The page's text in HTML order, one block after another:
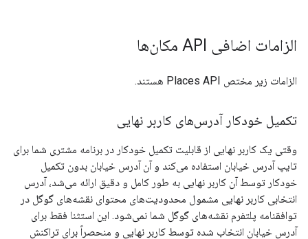
الزامات اضافی API مکان‌ها
الزامات زیر مختص Places API هستند.
تکمیل خودکار آدرس‌های کاربر نهایی
وقتی یک کاربر نهایی از قابلیت تکمیل خودکار در برنامه مشتری شما برای
تایپ آدرس خیابان استفاده می‌کند و آن آدرس خیابان بدون تکمیل
خودکار توسط آن کاربر نهایی به طور کامل و دقیق ارائه می‌شد، آدرس
انتخابی کاربر نهایی مشمول محدودیت‌های محتوای نقشه‌های گوگل در
توافقنامه پلتفرم نقشه‌های گوگل شما نمی‌شود. این استثنا فقط برای
آدرس خیابان انتخاب شده توسط کاربر نهایی و منحصراً برای تراکنش